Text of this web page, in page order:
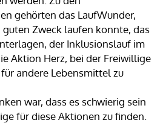
gehörten das LaufWunder,
Zweck laufen konnte, das
der Inklusionslauf im
Aktion Herz, bei der Freiwillige
andere Lebensmittel zu
war, dass es schwierig sein
für diese Aktionen zu finden.